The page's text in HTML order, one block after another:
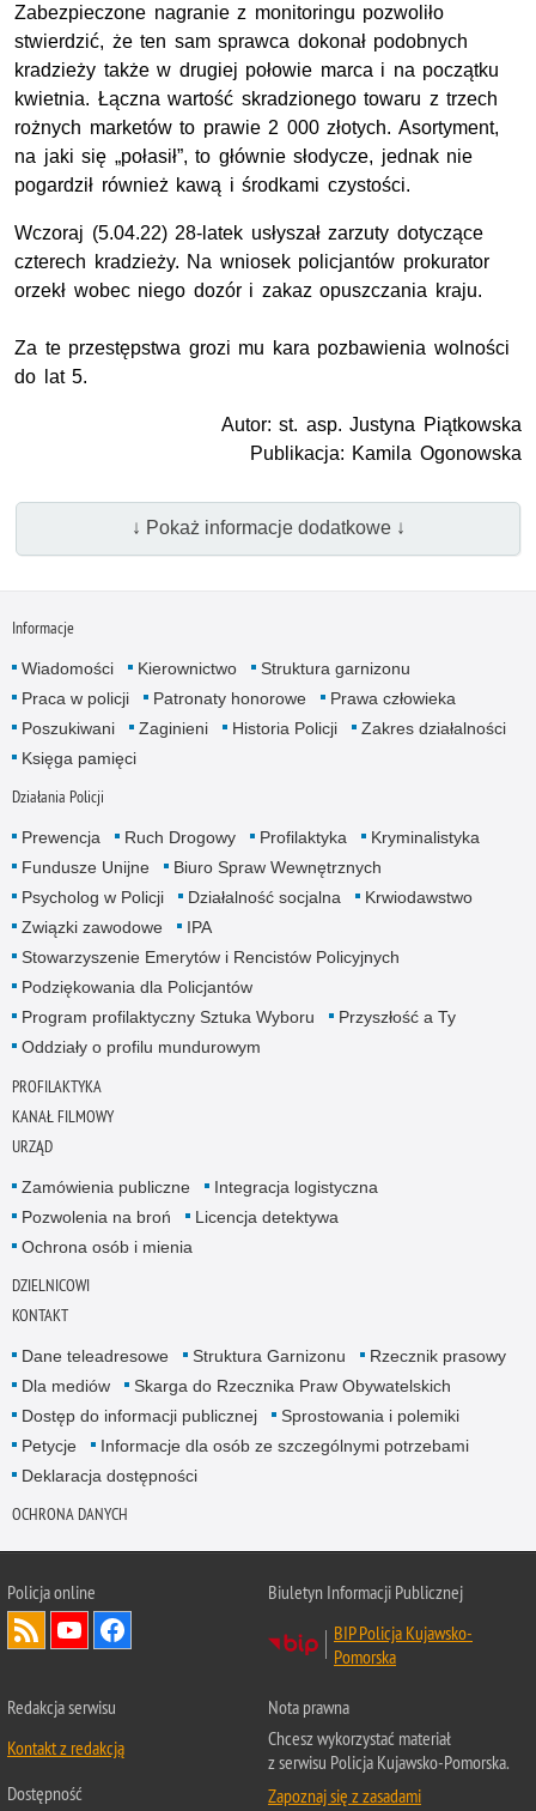
Zabezpieczone nagranie z monitoringu pozwoliło
stwierdzić, że ten sam sprawca dokonał podobnych
kradzieży także w drugiej połowie marca i na początku
kwietnia. Łączna wartość skradzionego towaru z trzech
rożnych marketów to prawie 2 000 złotych. Asortyment,
na jaki się „połasił”, to głównie słodycze, jednak nie
pogardził również kawą i środkami czystości.
Wczoraj (5.04.22) 28-latek usłyszał zarzuty dotyczące
czterech kradzieży. Na wniosek policjantów prokurator
orzekł wobec niego dozór i zakaz opuszczania kraju.
Za te przestępstwa grozi mu kara pozbawienia wolności
do lat 5.
Autor: st. asp. Justyna Piątkowska
Publikacja: Kamila Ogonowska
↓ Pokaż informacje dodatkowe ↓
Informacje
Wiadomości Kierownictwo
Struktura garnizonu
Praca w policji
Patronaty honorowe
Prawa człowieka
Poszukiwani
Zaginieni Historia Policji
Zakres działalności
Księga pamięci
Działania Policji
Prewencja Ruch Drogowy Profilaktyka
Kryminalistyka
Fundusze Unijne
Biuro Spraw Wewnętrznych
Psycholog w Policji
Działalność socjalna
Krwiodawstwo
Związki zawodowe
IPA
Stowarzyszenie Emerytów i Rencistów Policyjnych
Podziękowania dla Policjantów
Program profilaktyczny Sztuka Wyboru
Przyszłość a Ty
Oddziały o profilu mundurowym
PROFILAKTYKA
KANAŁ FILMOWY
URZĄD
Zamówienia publiczne
Integracja logistyczna
Pozwolenia na broń
Licencja detektywa
Ochrona osób i mienia
DZIELNICOWI
KONTAKT
Dane teleadresowe Struktura Garnizonu
Rzecznik prasowy
Dla mediów
Skarga do Rzecznika Praw Obywatelskich
Dostęp do informacji publicznej
Sprostowania i polemiki
Petycje
Informacje dla osób ze szczególnymi potrzebami
Deklaracja dostępności
OCHRONA DANYCH
Policja online
Biuletyn Informacji Publicznej
BIP Policja Kujawsko-
Pomorska
Redakcja serwisu
Kontakt z redakcją
Dostępność
Nota prawna
Chcesz wykorzystać materiał
z serwisu Policja Kujawsko-Pomorska.
Zapoznaj się z zasadami